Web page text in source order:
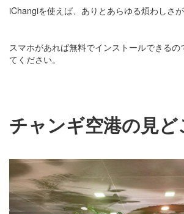
iChangiを使えば、ありとあらゆる煩わしさが
スマホがあれば無料でインストールできる
てください。
チャンギ空港の見ど